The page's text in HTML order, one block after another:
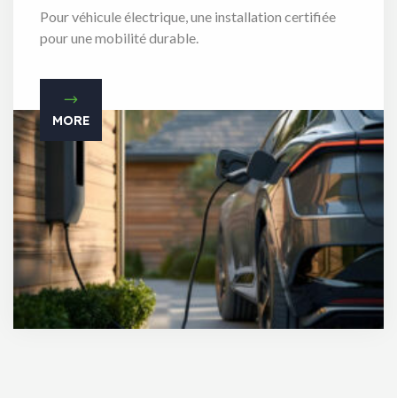
Pour véhicule électrique, une installation certifiée
pour une mobilité durable.
MORE